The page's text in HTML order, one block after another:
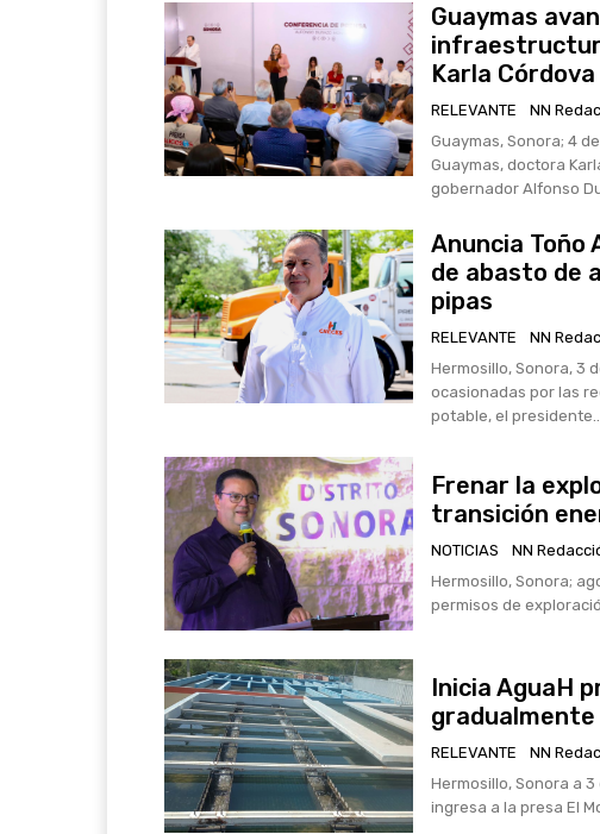
Guaymas
Karla Córdova
RELEVANTE NN
Guaymas, Sonora; 4
Guaymas, doctora
gobernador Alfonso
Anuncia
de abasto de
pipas
RELEVANTE NN
Hermosillo, Sonora, 3
ocasionadas por las
potable, el
Frenar la
transición
NOTICIAS NN
Hermosillo, Sonora;
permisos de
Inicia AguaH
RELEVANTE NN
Hermosillo, Sonora a
ingresa a la presa El